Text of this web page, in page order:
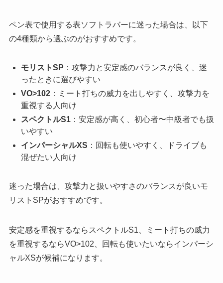
ペン表で使用する表ソフトラバーに迷った場合は、以下
の4種類から選ぶのがおすすめです。
モリストSP ：攻撃力と安定感のバランスが良く、迷
ったときに選びやすい
VO>102：ミート打ちの威力を出しやすく、攻撃力を
重視する人向け
スペクトルS1：安定感が高く、初心者〜中級者でも扱
いやすい
インパーシャルXS ：回転も使いやすく、ドライブも
混ぜたい人向け
迷った場合は、攻撃力と扱いやすさのバランスが良いモ
リストSPがおすすめです。
安定感を重視するならスペクトルS1、ミート打ちの威力
を重視するならVO>102、回転も使いたいならインパーシ
ャルXSが候補になります。